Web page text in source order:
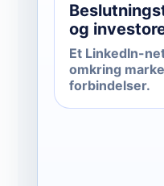
og
Et LinkedIn-
omkring
forbindelser.